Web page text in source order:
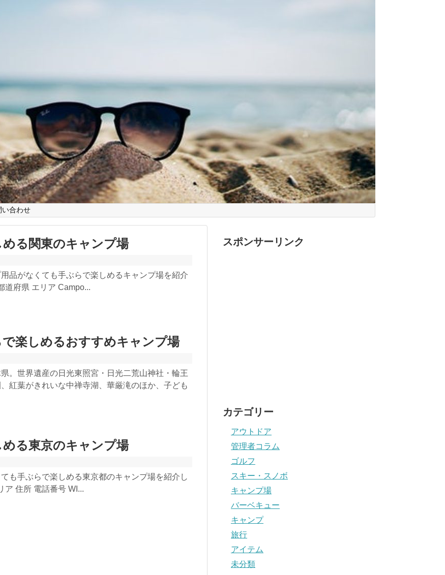
い合わせ
る関東のキャンプ場
品がなくても手ぶらで楽しめるキャンプ場を紹介
道府県 エリア Campo...
楽しめるおすすめキャンプ場
。世界遺産の日光東照宮・日光二荒山神社・輪王
紅葉がきれいな中禅寺湖、華厳滝のほか、子ども
る東京のキャンプ場
も手ぶらで楽しめる東京都のキャンプ場を紹介し
ア 住所 電話番号 WI...
スポンサーリンク
カテゴリー
アウトドア
管理者コラム
ゴルフ
スキー・スノボ
キャンプ場
バーベキュー
キャンプ
旅行
アイテム
未分類